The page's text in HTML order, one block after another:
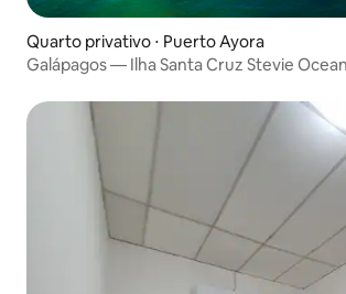
Quarto privativo ⋅ Puerto Ayora
Galápagos — Ilha Santa Cruz Stevie